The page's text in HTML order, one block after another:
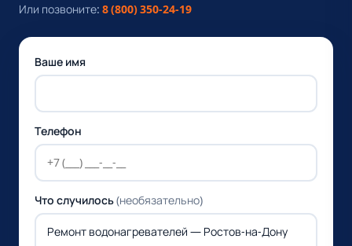
Или позвоните: 8 (800) 350-24-19
Ваше имя
Телефон
Что случилось(необязательно)